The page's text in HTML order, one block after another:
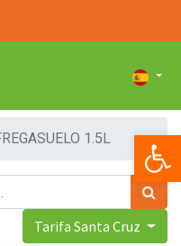
1.5L
Tarifa Santa Cruz